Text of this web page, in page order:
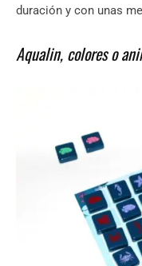
duración y con unas
Aqualin, colores o